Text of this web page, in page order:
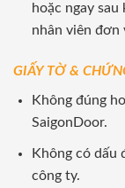
hoặc ngay
nhân viên đơn
GIẤY TỜ &
Không đúng
SaigonDoor.
Không có dấu
công ty.